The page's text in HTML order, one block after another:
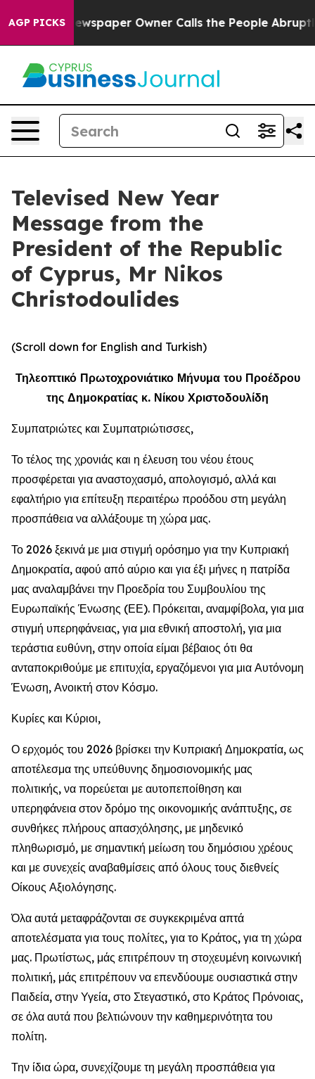
AGP PICKSOwner Calls the People Abruptly Laid off
Televised New Year
Message from the
President of the Republic
of Cyprus, Mr Νikos
Christodoulides
(Scroll down for English and Turkish)
Τηλεοπτικό Πρωτοχρονιάτικο Μήνυμα του Προέδρου
της Δημοκρατίας κ. Νίκου Χριστοδουλίδη
Συμπατριώτες και Συμπατριώτισσες,
Το τέλος της χρονιάς και η έλευση του νέου έτους
προσφέρεται για αναστοχασμό, απολογισμό, αλλά και
εφαλτήριο για επίτευξη περαιτέρω προόδου στη μεγάλη
προσπάθεια να αλλάξουμε τη χώρα μας.
Το 2026 ξεκινά με μια στιγμή ορόσημο για την Κυπριακή
Δημοκρατία, αφού από αύριο και για έξι μήνες η πατρίδα
μας αναλαμβάνει την Προεδρία του Συμβουλίου της
Ευρωπαϊκής Ένωσης (ΕΕ). Πρόκειται, αναμφίβολα, για μια
στιγμή υπερηφάνειας, για μια εθνική αποστολή, για μια
τεράστια ευθύνη, στην οποία είμαι βέβαιος ότι θα
ανταποκριθούμε με επιτυχία, εργαζόμενοι για μια Αυτόνομη
Ένωση, Ανοικτή στον Κόσμο.
Κυρίες και Κύριοι,
Ο ερχομός του 2026 βρίσκει την Κυπριακή Δημοκρατία, ως
αποτέλεσμα της υπεύθυνης δημοσιονομικής μας
πολιτικής, να πορεύεται με αυτοπεποίθηση και
υπερηφάνεια στον δρόμο της οικονομικής ανάπτυξης, σε
συνθήκες πλήρους απασχόλησης, με μηδενικό
πληθωρισμό, με σημαντική μείωση του δημόσιου χρέους
και με συνεχείς αναβαθμίσεις από όλους τους διεθνείς
Οίκους Αξιολόγησης.
Όλα αυτά μεταφράζονται σε συγκεκριμένα απτά
αποτελέσματα για τους πολίτες, για το Κράτος, για τη χώρα
μας. Πρωτίστως, μάς επιτρέπουν τη στοχευμένη κοινωνική
πολιτική, μάς επιτρέπουν να επενδύουμε ουσιαστικά στην
Παιδεία, στην Υγεία, στο Στεγαστικό, στο Κράτος Πρόνοιας,
σε όλα αυτά που βελτιώνουν την καθημερινότητα του
πολίτη.
Την ίδια ώρα, συνεχίζουμε τη μεγάλη προσπάθεια για